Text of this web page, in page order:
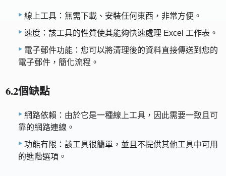
線上工具：無需下載、安裝任何東西，非常方便。
速度：該工具的性質使其能夠快速處理 Excel 工作表。
電子郵件功能：您可以將清理後的資料直接傳送到您的
電子郵件，簡化流程。
6.2個缺點
網路依賴：由於它是一種線上工具，因此需要一致且可
靠的網路連線。
功能有限：該工具很簡單，並且不提供其他工具中可用
的進階選項。